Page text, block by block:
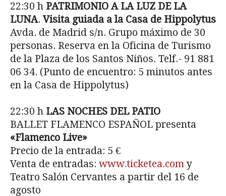
22:30 h PATRIMONIO A LA LUZ DE LA
LUNA.Visita guiada a la Casa de Hippolytus
Avda. de Madrid s/n. Grupo máximo de 30
personas. Reserva en la Oficina de Turismo
de la Plaza de los Santos Niños. Telf.- 91 881
06 34. (Punto de encuentro: 5 minutos antes
en la Casa de Hippolytus)
22:30 h LAS NOCHES DEL PATIO
BALLET FLAMENCO ESPAÑOL presenta
«Flamenco Live»
Precio de la entrada: 5 €
Venta de entradas: www.ticketea.comy
Teatro Salón Cervantes a partir del 16 de
agosto